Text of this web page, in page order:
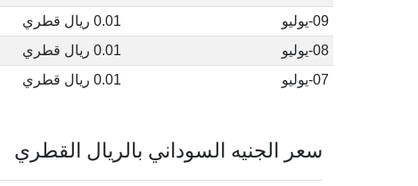
09-يوليو
0.01 ريال قطري
08-يوليو
0.01 ريال قطري
07-يوليو
0.01 ريال قطري
سعر الجنيه السوداني بالريال القطري